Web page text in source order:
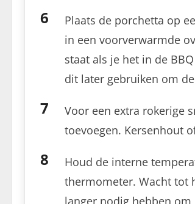
Plaats de porchetta op
in een voorverwarmde
staat als je het in de
dit later gebruiken om
Voor een extra rokerige
toevoegen. Kersenhout
Houd de interne
thermometer. Wacht tot